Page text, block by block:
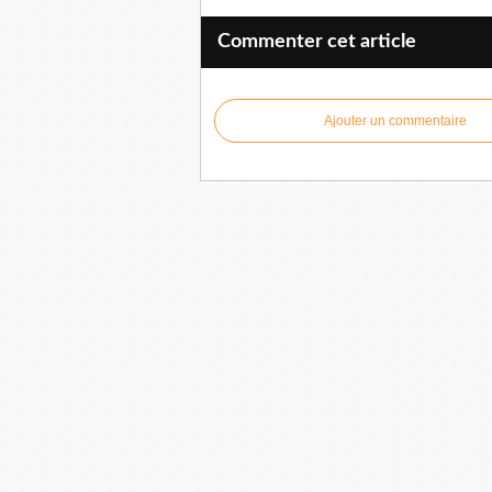
Commenter cet article
Ajouter un commentaire